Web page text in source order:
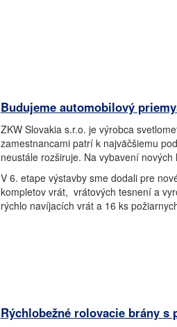
Budujeme automobilový
ZKW Slovakia s.r.o. je výrobca
zamestnancami patrí k najväčšiemu
neustále rozširuje. Na vybavení
V 6. etape výstavby sme dodali pre
kompletov vrát, vrátových tesnení a
rýchlo navíjacích vrát a 16 ks
Rýchlobežné rolovacie brány s